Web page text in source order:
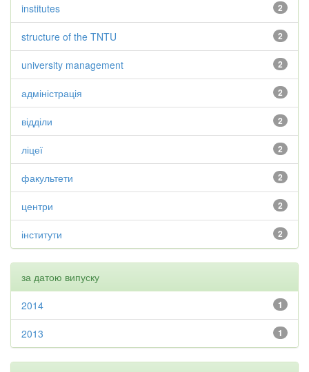
2
institutes
2
structure of the TNTU
2
university management
2
адміністрація
2
відділи
2
ліцеї
2
факультети
2
центри
2
інститути
за датою випуску
1
2014
1
2013